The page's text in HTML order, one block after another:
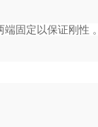
固定以保证刚性 。‌‌‌